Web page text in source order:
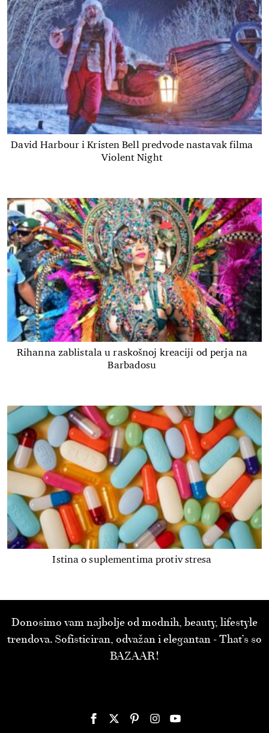
David Harbour i Kristen Bell predvode nastavak filma
Violent Night
Rihanna zablistala u raskošnoj kreaciji od perja na
Barbadosu
Istina o suplementima protiv stresa
Donosimo vam najbolje od modnih, beauty, lifestyle
trendova. Sofisticiran, odvažan i elegantan - That’s so
BAZAAR!